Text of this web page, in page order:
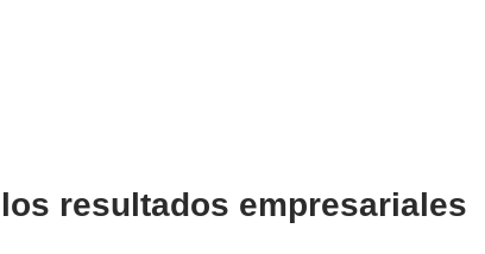
resultados empresariales